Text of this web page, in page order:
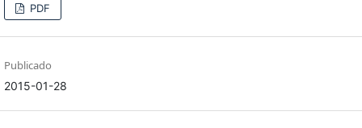
PDF
Publicado
2015-01-28